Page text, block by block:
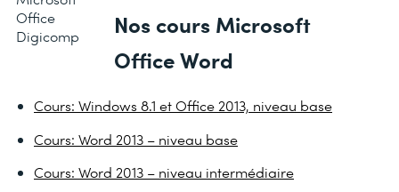
Nos cours Microsoft
Office Word
Cours: Windows 8.1 et Office 2013, niveau base
Cours: Word 2013 – niveau base
Cours: Word 2013 – niveau intermédiaire